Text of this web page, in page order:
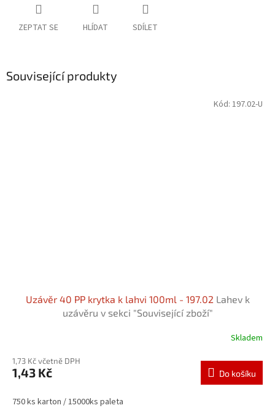
ZEPTAT SE HLÍDAT SDÍLET
Související produkty
Uzávěr 40 PP krytka k lahvi 100ml - 197.02 Lahev k
uzávěru v sekci "Související zboží"
Skladem
1,73 Kč včetně DPH
1,43 Kč Do košíku
750 ks karton / 15000ks paleta
Kód: 197.02-U